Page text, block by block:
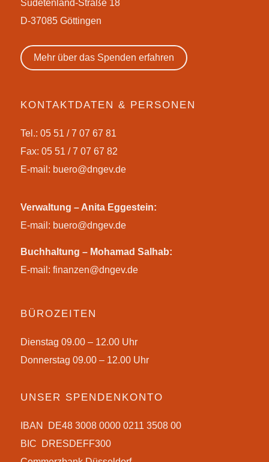
Sudetenland-Straße 18
D-37085 Göttingen
Mehr über das Spenden erfahren
KONTAKTDATEN & PERSONEN
Tel.: 05 51 / 7 07 67 81
Fax: 05 51 / 7 07 67 82
E-mail: buero@dngev.de
Verwaltung – Anita Eggestein:
E-mail: buero@dngev.de
Buchhaltung – Mohamad Salhab:
E-mail: finanzen@dngev.de
BÜROZEITEN
Dienstag 09.00 – 12.00 Uhr
Donnerstag 09.00 – 12.00 Uhr
UNSER SPENDENKONTO
IBAN DE48 3008 0000 0211 3508 00
BIC DRESDEFF300